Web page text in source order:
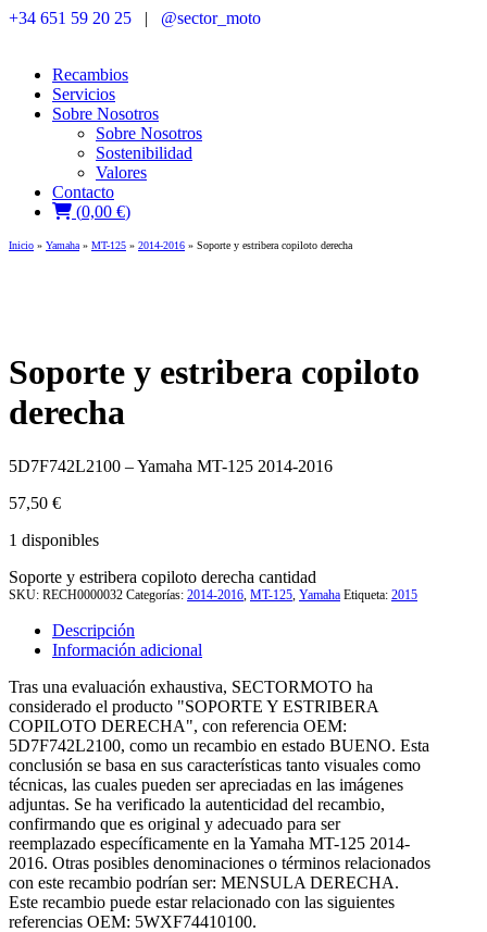
+34 651 59 20 25 | @sector_moto
Recambios
Servicios
Sobre Nosotros
Sobre Nosotros
Sostenibilidad
Valores
Contacto
(0,00 €)
Inicio » Yamaha » MT-125 » 2014-2016 » Soporte y estribera copiloto derecha
Soporte y estribera copiloto
derecha
5D7F742L2100 – Yamaha MT-125 2014-2016
57,50 €
1 disponibles
Soporte y estribera copiloto derecha cantidad
SKU: RECH0000032 Categorías: 2014-2016, MT-125, Yamaha Etiqueta: 2015
Descripción
Información adicional
Tras una evaluación exhaustiva, SECTORMOTO ha
considerado el producto "SOPORTE Y ESTRIBERA
COPILOTO DERECHA", con referencia OEM:
5D7F742L2100, como un recambio en estado BUENO. Esta
conclusión se basa en sus características tanto visuales como
técnicas, las cuales pueden ser apreciadas en las imágenes
adjuntas. Se ha verificado la autenticidad del recambio,
confirmando que es original y adecuado para ser
reemplazado específicamente en la Yamaha MT-125 2014-
2016. Otras posibles denominaciones o términos relacionados
con este recambio podrían ser: MENSULA DERECHA.
Este recambio puede estar relacionado con las siguientes
referencias OEM: 5WXF74410100.